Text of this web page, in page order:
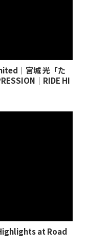
｜宮城 光「た
｜RIDE HI
at Road